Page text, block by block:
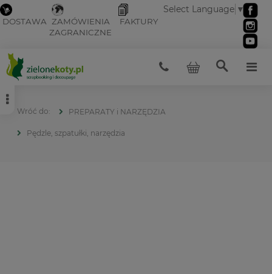
DOSTAWA ZAMÓWIENIA
ZAGRANICZNE
FAKTURY
Select Language ▼
PREPARATY i NARZĘDZIA
Pędzle, szpatułki, narzędzia